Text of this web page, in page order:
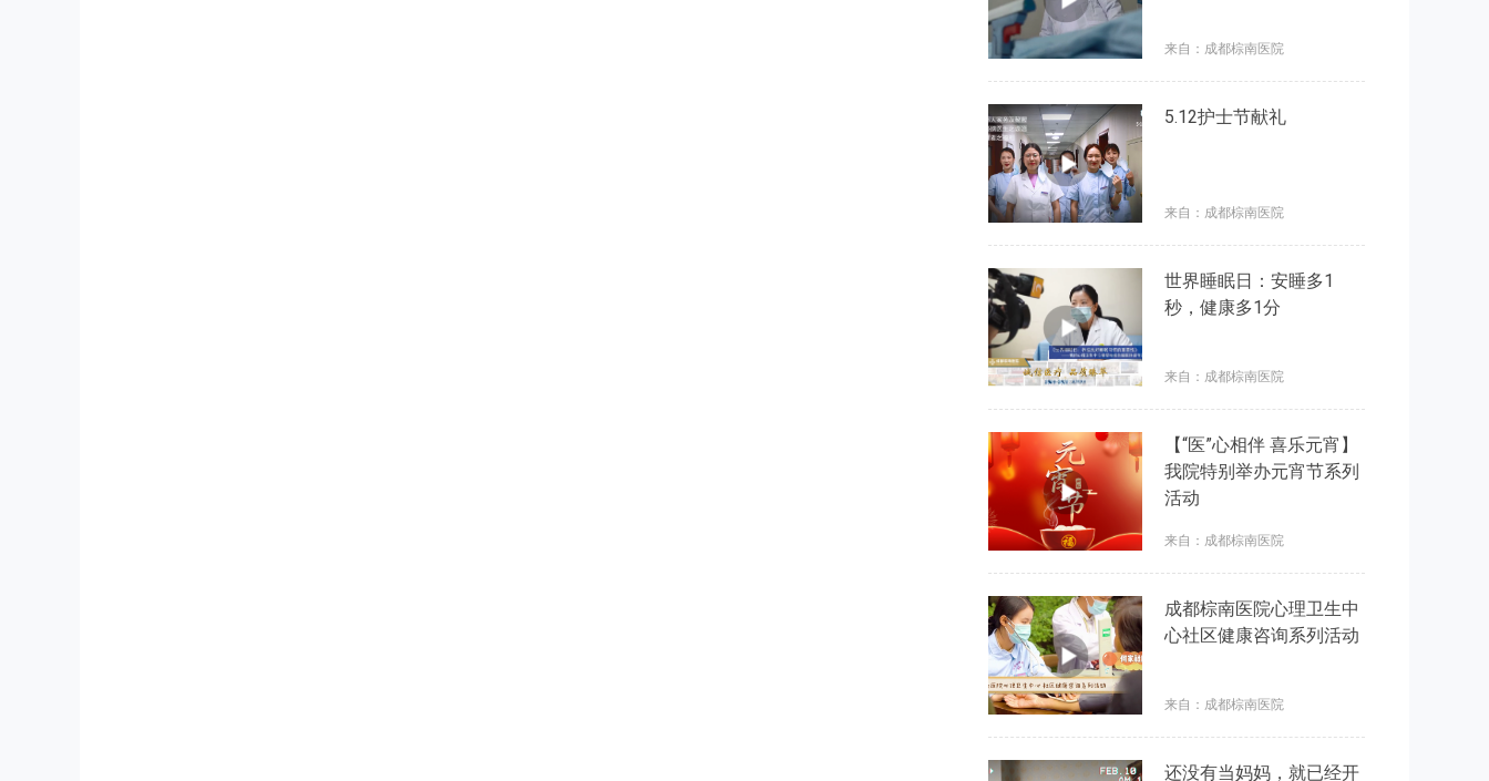
来自：成都棕南医院
5.12护士节献礼
来自：成都棕南医院
世界睡眠日：安睡多1
秒，健康多1分
来自：成都棕南医院
【“医”心相伴 喜乐元宵】
我院特别举办元宵节系列
活动
来自：成都棕南医院
成都棕南医院心理卫生中
心社区健康咨询系列活动
来自：成都棕南医院
还没有当妈妈，就已经开